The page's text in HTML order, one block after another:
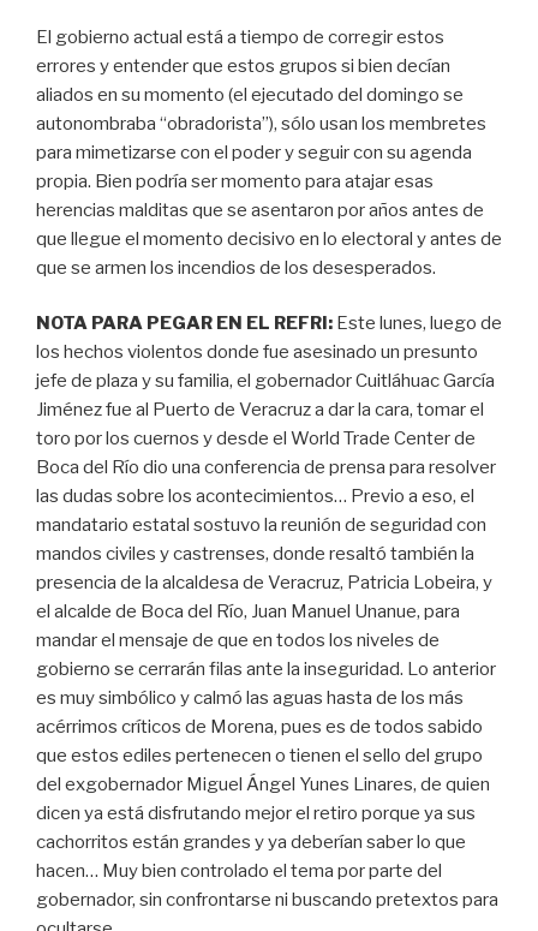
El gobierno actual está a tiempo de corregir estos
errores y entender que estos grupos si bien decían
aliados en su momento (el ejecutado del domingo se
autonombraba “obradorista”), sólo usan los membretes
para mimetizarse con el poder y seguir con su agenda
propia. Bien podría ser momento para atajar esas
herencias malditas que se asentaron por años antes de
que llegue el momento decisivo en lo electoral y antes de
que se armen los incendios de los desesperados.
NOTA PARA PEGAR EN EL REFRI: Este lunes, luego de
los hechos violentos donde fue asesinado un presunto
jefe de plaza y su familia, el gobernador Cuitláhuac García
Jiménez fue al Puerto de Veracruz a dar la cara, tomar el
toro por los cuernos y desde el World Trade Center de
Boca del Río dio una conferencia de prensa para resolver
las dudas sobre los acontecimientos… Previo a eso, el
mandatario estatal sostuvo la reunión de seguridad con
mandos civiles y castrenses, donde resaltó también la
presencia de la alcaldesa de Veracruz, Patricia Lobeira, y
el alcalde de Boca del Río, Juan Manuel Unanue, para
mandar el mensaje de que en todos los niveles de
gobierno se cerrarán filas ante la inseguridad. Lo anterior
es muy simbólico y calmó las aguas hasta de los más
acérrimos críticos de Morena, pues es de todos sabido
que estos ediles pertenecen o tienen el sello del grupo
del exgobernador Miguel Ángel Yunes Linares, de quien
dicen ya está disfrutando mejor el retiro porque ya sus
cachorritos están grandes y ya deberían saber lo que
hacen… Muy bien controlado el tema por parte del
gobernador, sin confrontarse ni buscando pretextos para